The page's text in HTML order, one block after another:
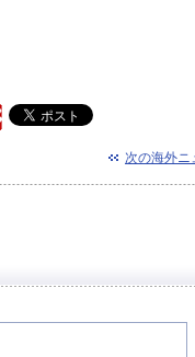
次の海外ニ